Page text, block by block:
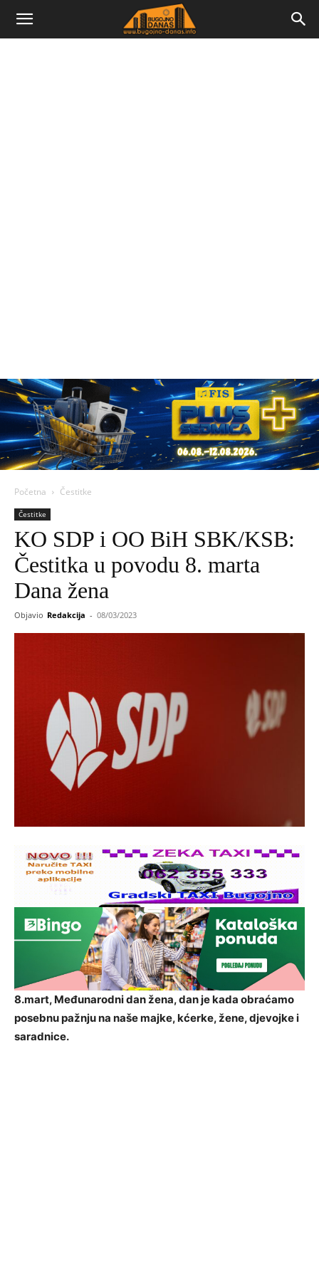
Bugojno
Početna Čestitke
Čestitke
KO SDP i OO BiH SBK/KSB:
Čestitka u povodu 8. marta
Dana žena
Objavio Redakcija - 08/03/2023
8.mart, Međunarodni dan žena, dan je kada obraćamo
posebnu pažnju na naše majke, kćerke, žene, djevojke i
saradnice.